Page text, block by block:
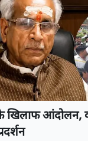
के खिलाफ आंदोलन,